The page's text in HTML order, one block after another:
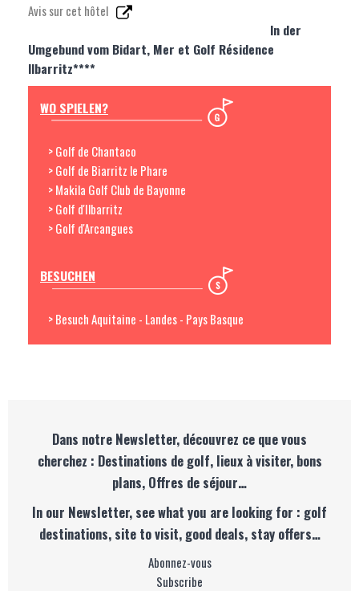
Avis sur cet hôtel
In der
Umgebund vom Bidart, Mer et Golf Résidence
Ilbarritz****
WO SPIELEN?
> Golf de Chantaco
> Golf de Biarritz le Phare
> Makila Golf Club de Bayonne
> Golf d'Ilbarritz
> Golf d'Arcangues
BESUCHEN
> Besuch Aquitaine - Landes - Pays Basque
Dans notre Newsletter, découvrez ce que vous
cherchez : Destinations de golf, lieux à visiter, bons
plans, Offres de séjour…
In our Newsletter, see what you are looking for : golf
destinations, site to visit, good deals, stay offers…
Abonnez-vous
Subscribe